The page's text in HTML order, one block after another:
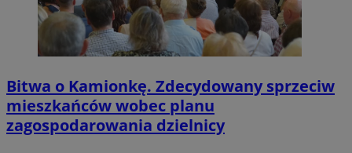
Bitwa o Kamionkę. Zdecydowany sprzeciw
mieszkańców wobec planu
zagospodarowania dzielnicy